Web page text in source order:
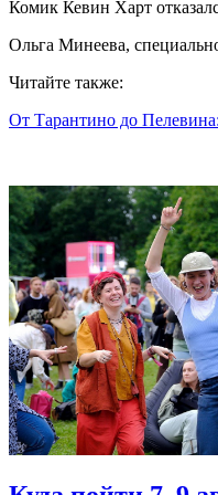
Комик Кевин Харт
Ольга Минеева,
Читайте также:
От Тарантино до